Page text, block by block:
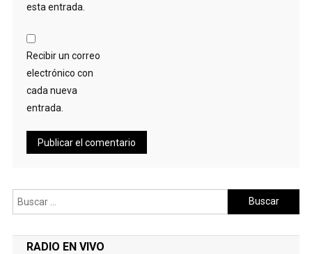
esta entrada.
Recibir un correo
electrónico con
cada nueva
entrada.
Buscar:
RADIO EN VIVO